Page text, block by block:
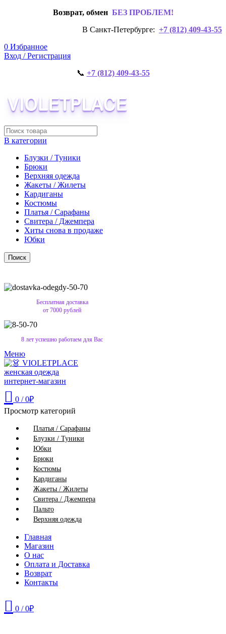
Возврат, обмен БЕЗ ПРОБЛЕМ!
В Санкт-Петербурге: +7 (812) 409-43-55
0 Избранное
Вход / Регистрация
📞 +7 (812) 409-43-55
В категории
Блузки / Туники
Брюки
Верхняя одежда
Жакеты / Жилеты
Кардиганы
Костюмы
Платья / Сарафаны
Свитера / Джемпера
Хиты снова в продаже
Юбки
Поиск
Бесплатная доставка
от 7000 рублей
8 лет успешно работаем для Вас
Меню
0 / 0₽
Просмотр категорий
Платья / Сарафаны
Блузки / Туники
Юбки
Брюки
Костюмы
Кардиганы
Жакеты / Жилеты
Свитера / Джемпера
Пальто
Верхняя одежда
Главная
Магазин
О нас
Оплата и Доставка
Возврат
Контакты
0 / 0₽